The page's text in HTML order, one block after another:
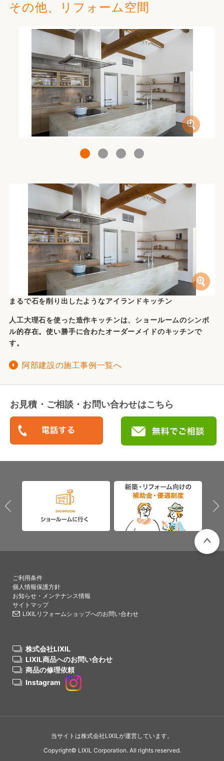
その他、リフォーム空間
まるで石を削り出したようなアイランドキッチン
人工大理石を使った造作キッチンは、ショールームのシンボ
ル的存在。使い勝手に合わたオーダーメイドのキッチンで
す。
阿部建設の施工事例一覧へ
お見積・ご相談・お問い合わせはこちら
ご利用条件
個人情報保護方針
お知らせ・メンテナンス情報
サイトマップ
LIXILリフォームショップへのお問い合わせ
株式会社LIXIL
LIXIL商品へのお問い合わせ
商品の修理依頼
Instagram
当サイトは株式会社LIXILが運営しています。
Copyright© LIXIL Corporation. All rights reserved.